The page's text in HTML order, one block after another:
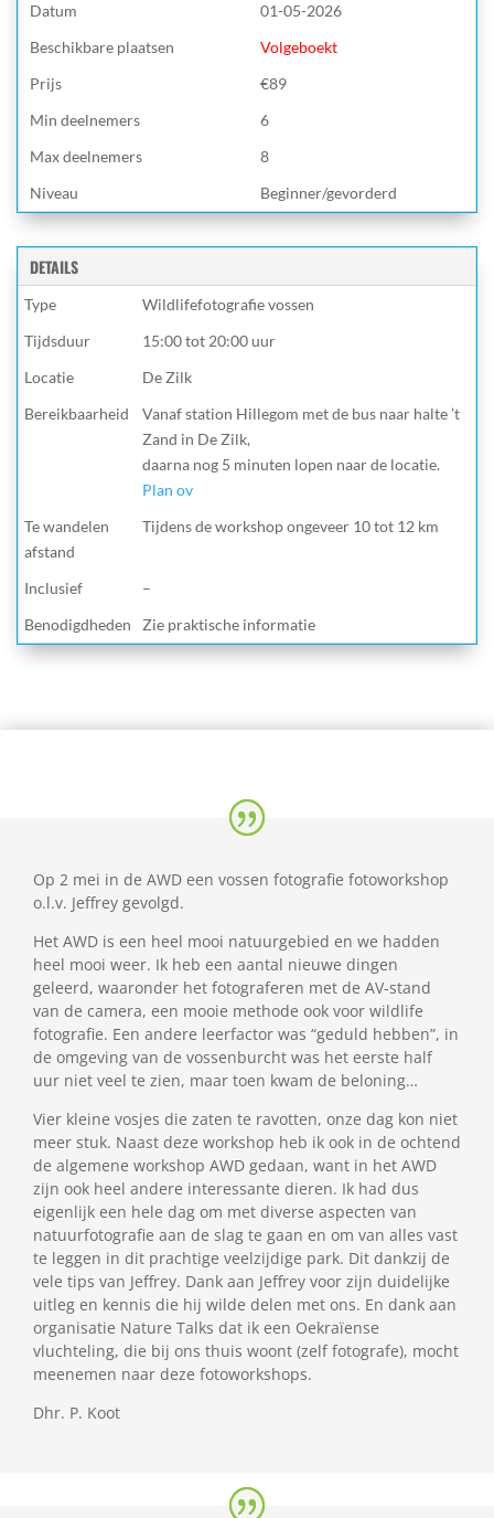
Datum
01-05-2026
Beschikbare plaatsen
Volgeboekt
Prijs
€89
Min deelnemers
6
Max deelnemers
8
Niveau
Beginner/gevorderd
DETAILS
Type
Wildlifefotografie vossen
Tijdsduur
15:00 tot 20:00 uur
Locatie
De Zilk
Bereikbaarheid
Vanaf station Hillegom met de bus naar halte ’t
Zand in De Zilk,
daarna nog 5 minuten lopen naar de locatie.
Plan ov
Te wandelen
afstand
Tijdens de workshop ongeveer 10 tot 12 km
Inclusief
–
Benodigdheden
Zie praktische informatie
Op 2 mei in de AWD een vossen fotografie fotoworkshop
o.l.v. Jeffrey gevolgd.
Het AWD is een heel mooi natuurgebied en we hadden
heel mooi weer. Ik heb een aantal nieuwe dingen
geleerd, waaronder het fotograferen met de AV-stand
van de camera, een mooie methode ook voor wildlife
fotografie. Een andere leerfactor was “geduld hebben”, in
de omgeving van de vossenburcht was het eerste half
uur niet veel te zien, maar toen kwam de beloning…
Vier kleine vosjes die zaten te ravotten, onze dag kon niet
meer stuk. Naast deze workshop heb ik ook in de ochtend
de algemene workshop AWD gedaan, want in het AWD
zijn ook heel andere interessante dieren. Ik had dus
eigenlijk een hele dag om met diverse aspecten van
natuurfotografie aan de slag te gaan en om van alles vast
te leggen in dit prachtige veelzijdige park. Dit dankzij de
vele tips van Jeffrey. Dank aan Jeffrey voor zijn duidelijke
uitleg en kennis die hij wilde delen met ons. En dank aan
organisatie Nature Talks dat ik een Oekraïense
vluchteling, die bij ons thuis woont (zelf fotografe), mocht
meenemen naar deze fotoworkshops.
Dhr. P. Koot